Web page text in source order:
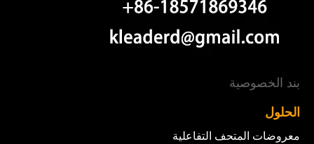
بند الخصوصية
الحلول
معروضات المتحف التفاعلية